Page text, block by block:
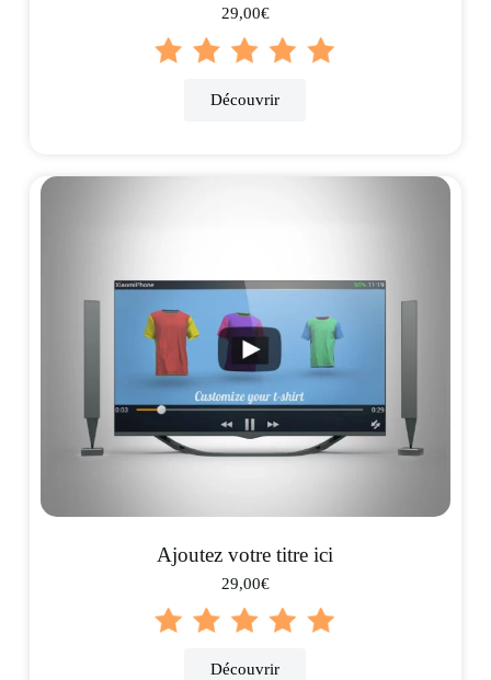
29,00€
Découvrir
Ajoutez votre titre ici
29,00€
Découvrir